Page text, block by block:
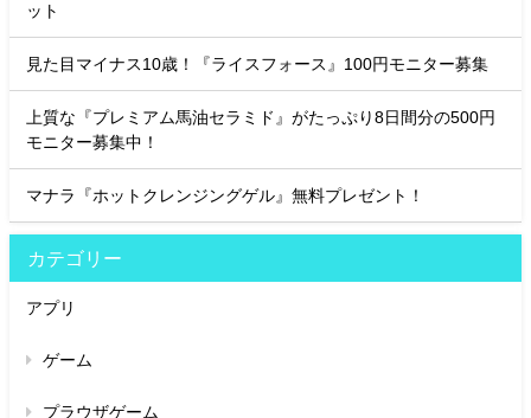
ット
見た目マイナス10歳！『ライスフォース』100円モニター募集
上質な『プレミアム馬油セラミド』がたっぷり8日間分の500円
モニター募集中！
マナラ『ホットクレンジングゲル』無料プレゼント！
カテゴリー
アプリ
ゲーム
プラウザゲーム